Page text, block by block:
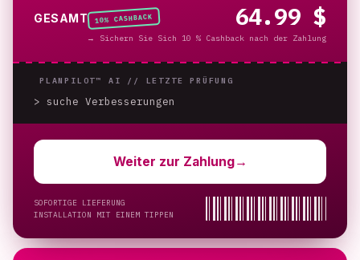
GESAMT 10% CASHBACK 64.99 $
→ Sichern Sie Sich 10 % Cashback nach der Zahlung
PLANPILOT™ AI // LETZTE PRÜFUNG
> suche Verbesserungen
Weiter zur Zahlung→
SOFORTIGE LIEFERUNG
INSTALLATION MIT EINEM TIPPEN